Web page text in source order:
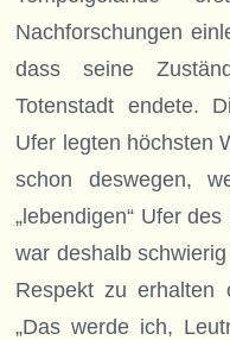
Nachforschungen
dass seine
Totenstadt endete.
Ufer legten höchsten
schon deswegen,
„lebendigen“ Ufer
war deshalb
Respekt zu erhalten
„Das werde ich,